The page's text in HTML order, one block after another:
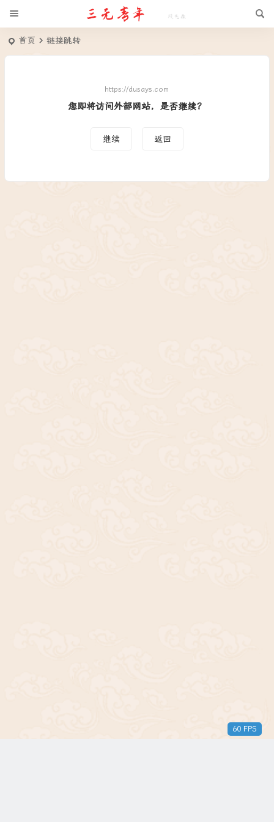
首页 链接跳转
https://dusays.com
您即将访问外部网站，是否继续？
继续 返回
60 FPS